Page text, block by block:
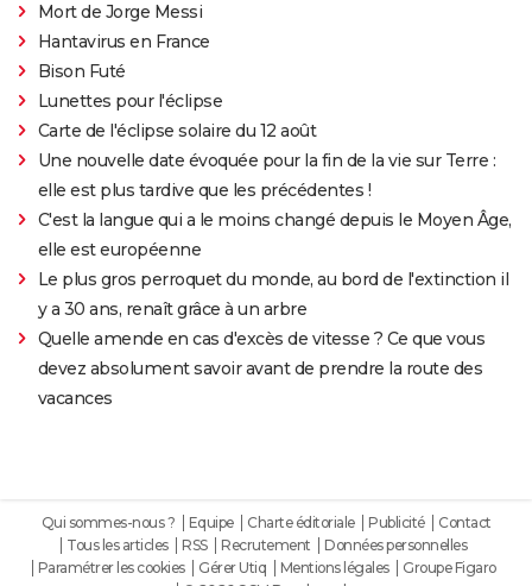
Mort de Jorge Messi
Hantavirus en France
Bison Futé
Lunettes pour l'éclipse
Carte de l'éclipse solaire du 12 août
Une nouvelle date évoquée pour la fin de la vie sur Terre :
elle est plus tardive que les précédentes !
C'est la langue qui a le moins changé depuis le Moyen Âge,
elle est européenne
Le plus gros perroquet du monde, au bord de l'extinction il
y a 30 ans, renaît grâce à un arbre
Quelle amende en cas d'excès de vitesse ? Ce que vous
devez absolument savoir avant de prendre la route des
vacances
Qui sommes-nous ? Equipe Charte éditoriale Publicité
Contact
Tous les articles
RSS Recrutement
Données personnelles
Paramétrer les cookies
Gérer Utiq Mentions légales
Groupe Figaro